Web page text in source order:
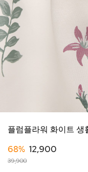
플럼플라워 화이트 생
68% 12,900
39,900